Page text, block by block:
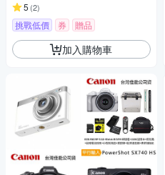
5 (2)
挑戰低價 券 贈品
加入購物車